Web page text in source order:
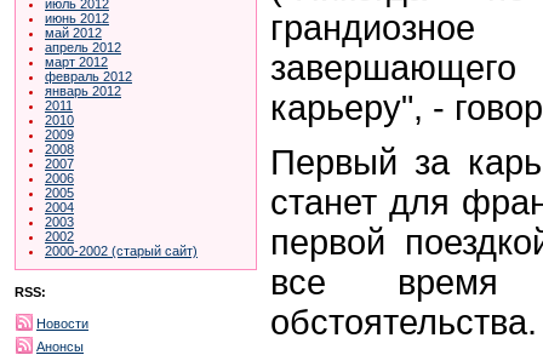
июль 2012
июнь 2012
май 2012
апрель 2012
март 2012
февраль 2012
январь 2012
2011
2010
2009
2008
2007
2006
2005
2004
2003
2002
2000-2002 (старый сайт)
RSS:
Новости
Анонсы
карьеру", -
Первый за
станет для
первой
все время
обстоятельства.